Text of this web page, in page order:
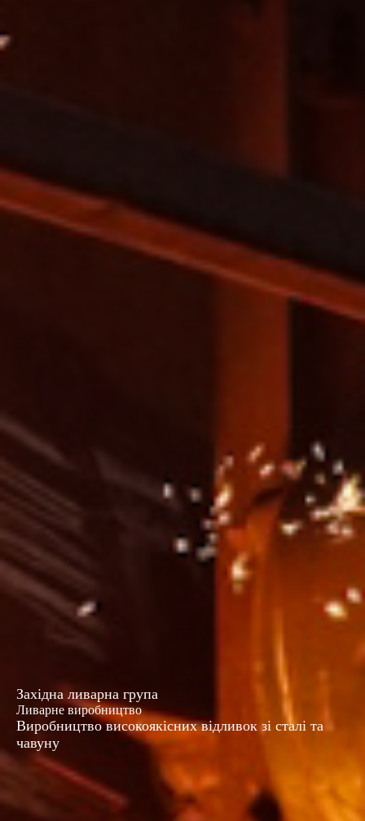
Західна ливарна група
Ливарне виробництво
Виробництво високоякісних відливок зі сталі та
чавуну